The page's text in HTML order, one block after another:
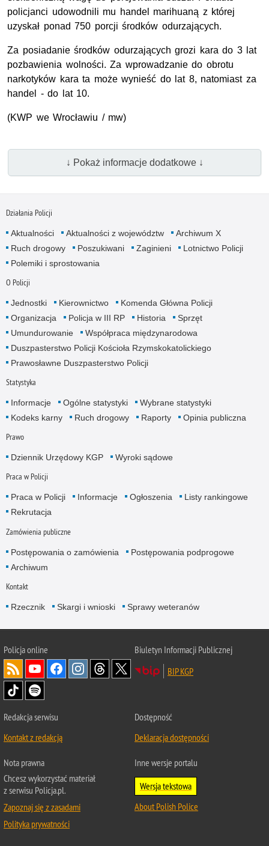
policjanci udowodnili mu handel marihuaną z której
uzyskał ponad 750 porcji środków odurzających.
Za posiadanie środków odurzających grozi kara do 3 lat
pozbawienia wolności. Za wprowadzanie do obrotu
narkotyków kara ta może wynieść do lat 8, natomiast za
handel - do lat 10.
(KWP we Wrocławiu / mw)
↓ Pokaż informacje dodatkowe ↓
Działania Policji
Aktualności Aktualności z województw
Archiwum X
Ruch drogowy
Poszukiwani Zaginieni
Lotnictwo Policji
Polemiki i sprostowania
O Policji
Jednostki Kierownictwo
Komenda Główna Policji
Organizacja
Policja w III RP Historia
Sprzęt
Umundurowanie
Współpraca międzynarodowa
Duszpasterstwo Policji Kościoła Rzymskokatolickiego
Prawosławne Duszpasterstwo Policji
Statystyka
Informacje Ogólne statystyki
Wybrane statystyki
Kodeks karny
Ruch drogowy Raporty Opinia publiczna
Prawo
Dziennik Urzędowy KGP Wyroki sądowe
Praca w Policji
Praca w Policji Informacje Ogłoszenia
Listy rankingowe
Rekrutacja
Zamówienia publiczne
Postępowania o zamówienia
Postępowania podprogowe
Archiwum
Kontakt
Rzecznik Skargi i wnioski Sprawy weteranów
Policjaonline
Biuletyn Informacji Publicznej
BIP KGP
Redakcja serwisu
Kontakt z redakcją
Dostępność
Deklaracja dostępności
Nota prawna
Chcesz wykorzystać materiał
z serwisu Policja.pl.
Zapoznaj się z zasadami
Polityka prywatności
Inne wersje portalu
Wersja tekstowa
About Polish Police